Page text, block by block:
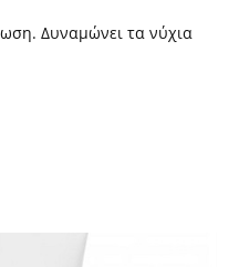
Δυναμώνει τα νύχια